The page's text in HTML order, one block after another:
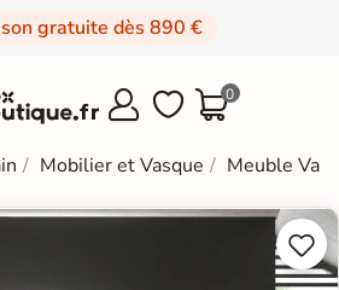
gratuite dès 890 €
  0
Mobilier et Vasque Meuble

